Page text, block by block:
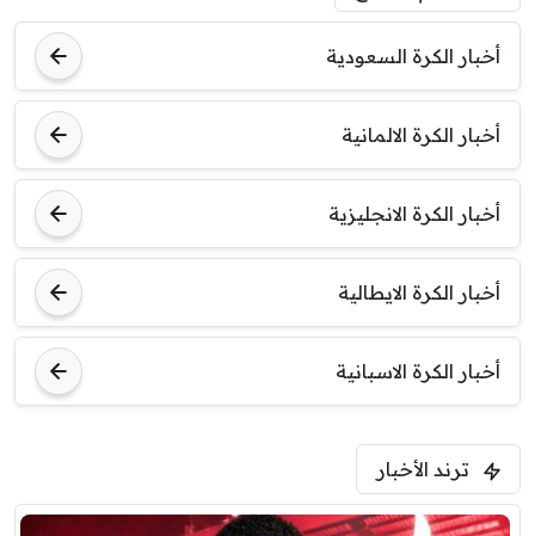
فرينتسفاروشي ودية( ابو ظبي الرياضية -TV ) ريال مدريد
برشلونة
7:00 م
نوتنغهام فورست
مباراة ودية
برشلونة
أخبار الكرة السعودية
أخبار الكرة الالمانية
أخبار الكرة الانجليزية
أخبار الكرة الايطالية
أخبار الكرة الاسبانية
ترند الأخبار